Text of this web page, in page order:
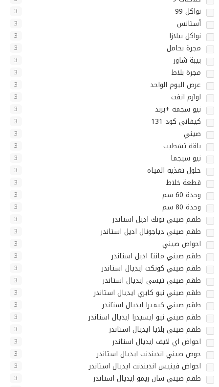
نواكل 99 3
أستانس 3
نواكل بيلازا 3
مجرة بحامل 3
بيبة شاور 3
مجرة بلاط 3
عرض اليوم الواحد 3
لوازم انفت 3
نيو سجمه +برند 3
كيفاني كود 131 3
صيني 3
باقة تشطيب 3
نيو سيجما 3
حلول تغذيه المياه 3
قطعة خلاط 3
وحدة 60 سم 3
وحدة 80 سم 3
طقم صيني تونك اديل استاندر 3
طقم صيني دياجونال اديل استاندر 3
احواض صيني 3
طقم صيني مانتا اديل استاندر 3
طقم صيني كونكت ايديال استاندر 3
طقم صيني تيسي ايديال استاندر 3
طقم صيني نيو كابري ايديال استاندر 3
طقم صيني كيميرا ايديال استاندر 3
طقم صيني نيو ايسيدرا ايديال استاندر 3
طقم صيني بلايا ايديال استاندر 3
احواض اي لايف ايديال استاندر 3
حوض صيني اندبندنت ايديال استاندر 3
احواض فينيس اندبندنت ايديال استاندر 3
طقم صيني سان ريمو ايديال استاندر 3